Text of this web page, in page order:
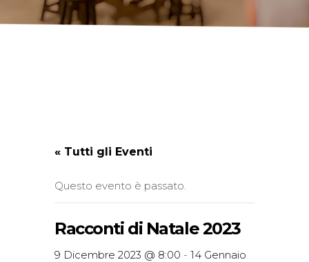
« Tutti gli Eventi
Questo evento è passato.
Racconti di Natale 2023
9 Dicembre 2023 @ 8:00 - 14 Gennaio